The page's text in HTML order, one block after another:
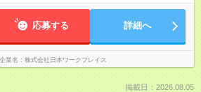
応募する 詳細へ
業名 株式会社日本ワークプレイス
掲載日：2026.08.05